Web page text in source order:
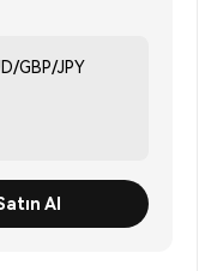
GBP/JPY
Al